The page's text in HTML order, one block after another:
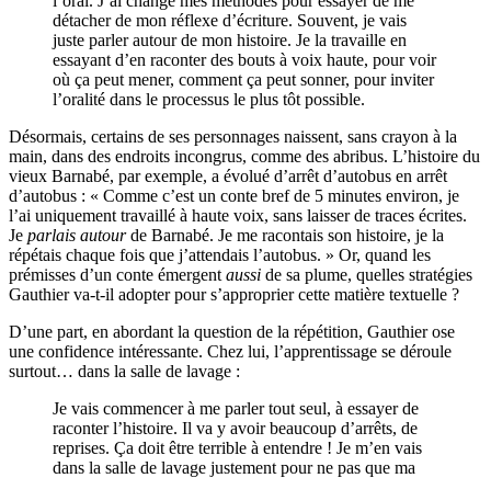
détacher de mon réflexe d’écriture. Souvent, je vais
juste parler autour de mon histoire. Je la travaille en
essayant d’en raconter des bouts à voix haute, pour voir
où ça peut mener, comment ça peut sonner, pour inviter
l’oralité dans le processus le plus tôt possible.
Désormais, certains de ses personnages naissent, sans crayon à la
main, dans des endroits incongrus, comme des abribus. L’histoire du
vieux Barnabé, par exemple, a évolué d’arrêt d’autobus en arrêt
d’autobus : « Comme c’est un conte bref de 5 minutes environ, je
l’ai uniquement travaillé à haute voix, sans laisser de traces écrites.
Je parlais autourde Barnabé. Je me racontais son histoire, je la
répétais chaque fois que j’attendais l’autobus. » Or, quand les
prémisses d’un conte émergent aussi de sa plume, quelles stratégies
Gauthier va-t-il adopter pour s’approprier cette matière textuelle ?
D’une part, en abordant la question de la répétition, Gauthier ose
une confidence intéressante. Chez lui, l’apprentissage se déroule
surtout… dans la salle de lavage :
Je vais commencer à me parler tout seul, à essayer de
raconter l’histoire. Il va y avoir beaucoup d’arrêts, de
reprises. Ça doit être terrible à entendre ! Je m’en vais
dans la salle de lavage justement pour ne pas que ma